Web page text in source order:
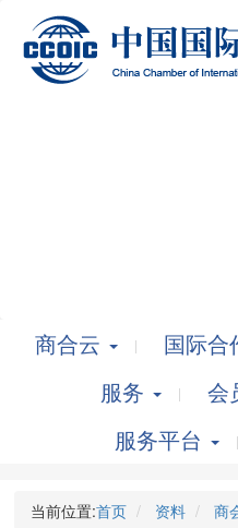
商合云 国际合
服务
会
服务平台
当前位置:首页 资料 商